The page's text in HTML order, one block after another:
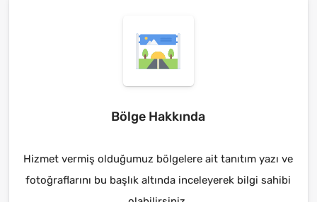
Bölge Hakkında
Hizmet vermiş olduğumuz bölgelere ait tanıtım yazı ve
fotoğraflarını bu başlık altında inceleyerek bilgi sahibi